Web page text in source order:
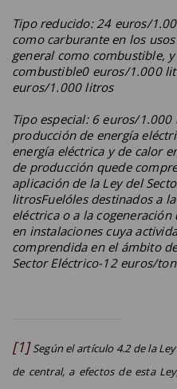
Tipo reducido: 24 euros/
como carburante en los
general como combustible,
combustible0 euros/1.000
euros/1.000 litros
Tipo especial: 6 euros/
producción de energía
energía eléctrica y de calor
de producción quede
aplicación de la Ley del
litrosFuelóles destinados a
eléctrica o a la
en instalaciones cuya
comprendida en el ámbito
Sector Eléctrico-12 euros/
[1]Según el artículo 4.2 de la
de central, a efectos de esta